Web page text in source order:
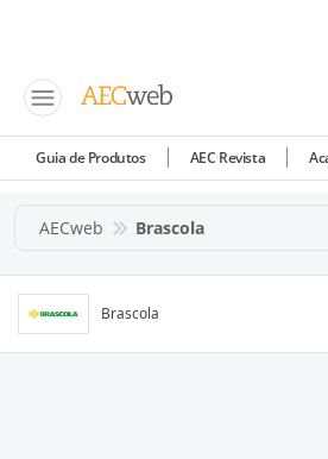
Guia de Produtos AEC Revista
AECweb Brascola
Brascola